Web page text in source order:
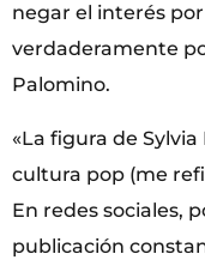
negar el interés
verdaderamente
Palomino.
«La figura de
cultura pop (me
En redes sociales,
publicación